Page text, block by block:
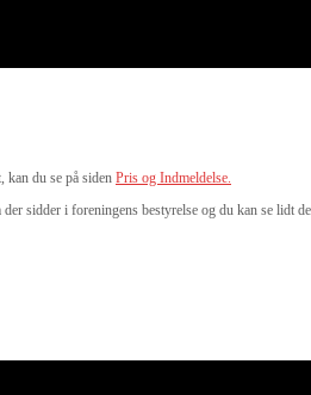
kan du se på siden Pris og Indmeldelse.
sidder i foreningens bestyrelse og du kan se lidt